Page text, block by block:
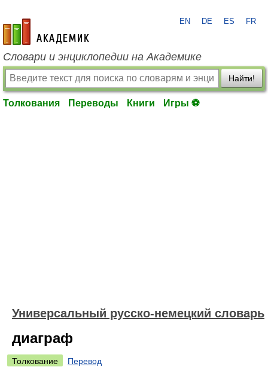
academic.ru
EN DE ES FR
Словари и энциклопедии на Академике
Найти!
Толкования Переводы Книги Игры ⚽
Универсальный русско-немецкий словарь
диаграф
Толкование
Перевод